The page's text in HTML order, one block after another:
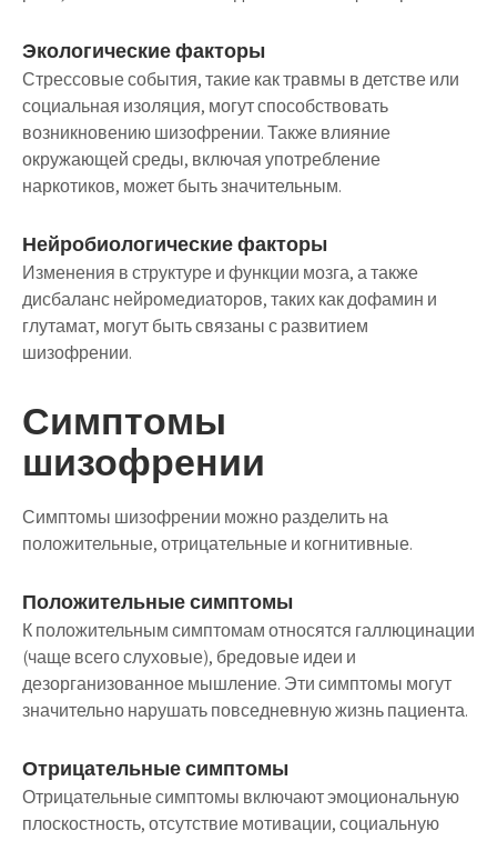
Экологические факторы
Стрессовые события, такие как травмы в детстве или
социальная изоляция, могут способствовать
возникновению шизофрении. Также влияние
окружающей среды, включая употребление
наркотиков, может быть значительным.
Нейробиологические факторы
Изменения в структуре и функции мозга, а также
дисбаланс нейромедиаторов, таких как дофамин и
глутамат, могут быть связаны с развитием
шизофрении.
Симптомы
шизофрении
Симптомы шизофрении можно разделить на
положительные, отрицательные и когнитивные.
Положительные симптомы
К положительным симптомам относятся галлюцинации
(чаще всего слуховые), бредовые идеи и
дезорганизованное мышление. Эти симптомы могут
значительно нарушать повседневную жизнь пациента.
Отрицательные симптомы
Отрицательные симптомы включают эмоциональную
плоскостность, отсутствие мотивации, социальную